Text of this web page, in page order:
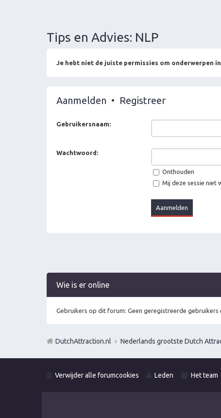
Tips en Advies: NLP
Je hebt niet de juiste permissies om onderwerpen
Aanmelden • Registreer
Gebruikersnaam:
Wachtwoord:
Onthouden
Mij deze sessie niet
Wie is er online
Gebruikers op dit forum: Geen geregistreerde gebruikers
DutchAttraction.nl Nederlands grootste Dutch
Verwijder alle forumcookies Leden Het team